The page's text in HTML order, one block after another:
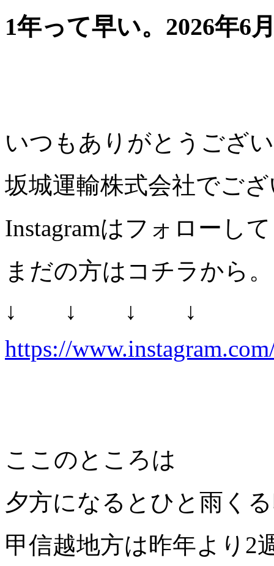
1年って早い。 2026年6
いつもありがとうござ
坂城運輸株式会社でご
Instagramはフォローし
まだの方はコチラから。
↓ ↓ ↓ ↓
https://
ここのところは
夕方になるとひと雨く
甲信越地方は昨年より2